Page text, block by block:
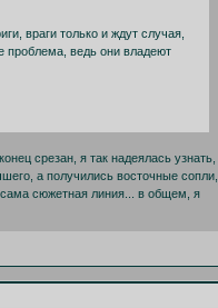
враги только и ждут случая,
проблема, ведь они владеют
срезан, я так надеялась узнать,
а получились восточные сопли,
сюжетная линия... в общем, я